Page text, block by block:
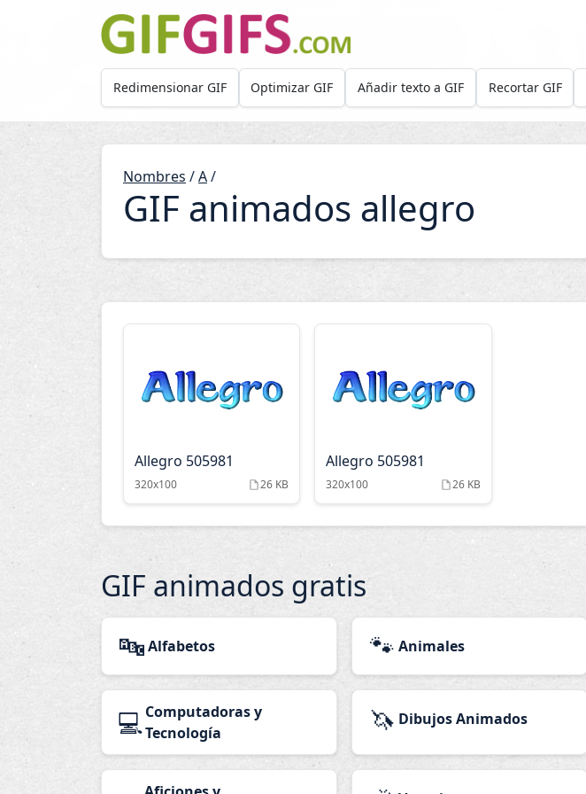
Skip to main content
Redimensionar GIF Optimizar GIF Añadir texto a GIF Recortar GIF
Nombres /A/
GIF animados allegro
Allegro 505981
320x100 26 KB
Allegro 505981
320x100 26 KB
GIF animados gratis
🔤Alfabetos 🐾 Animales
💻 Computadoras y
Tecnología
🦄 Dibujos Animados